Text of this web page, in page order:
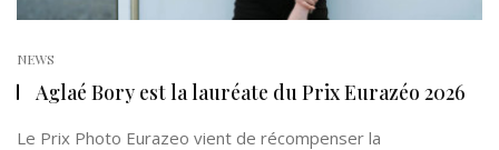
NEWS
Aglaé Bory est la lauréate du Prix Eurazéo 2026
Le Prix Photo Eurazeo vient de récompenser la